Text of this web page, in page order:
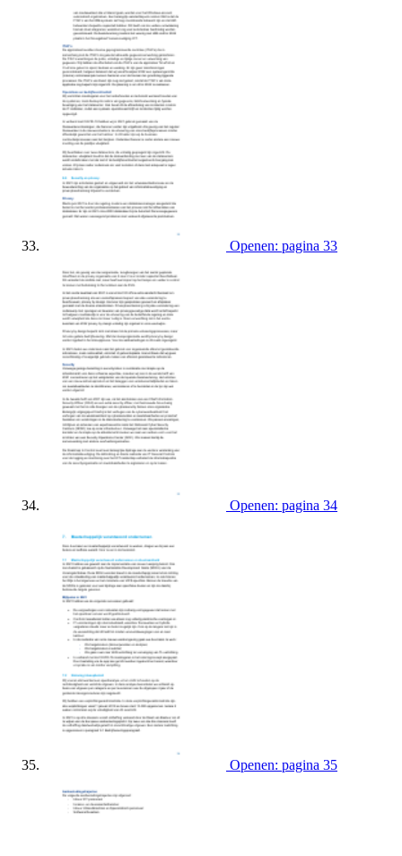
Openen: pagina 33
Openen: pagina 34
Openen: pagina 35